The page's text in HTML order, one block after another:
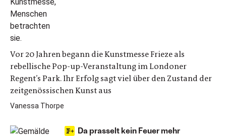
Vor 20 Jahren begann die Kunstmesse Frieze als
rebellische Pop-up-Veranstaltung im Londoner
Regent’s Park. Ihr Erfolg sagt viel über den Zustand der
zeitgenössischen Kunst aus
Vanessa Thorpe
Da prasselt kein Feuer mehr